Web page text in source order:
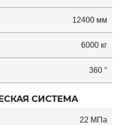
12400 мм
6000 кг
360 °
СИСТЕМА
22 МПа